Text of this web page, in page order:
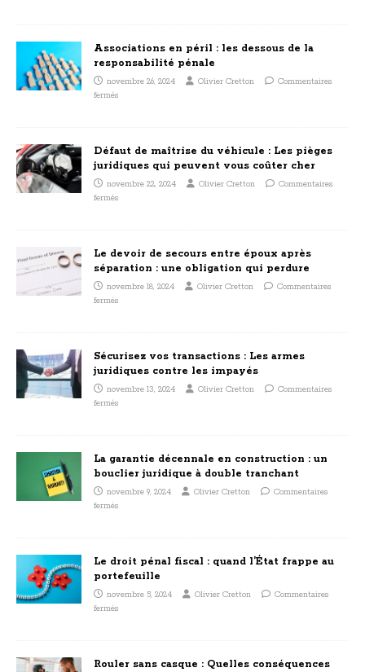
Associations en péril : les dessous de la
responsabilité pénale
novembre 26, 2024 Olivier Cretton
Commentaires
fermés
Défaut de maîtrise du véhicule : Les pièges
juridiques qui peuvent vous coûter cher
novembre 22, 2024 Olivier Cretton
Commentaires
fermés
Le devoir de secours entre époux après
séparation : une obligation qui perdure
novembre 18, 2024 Olivier Cretton
Commentaires
fermés
Sécurisez vos transactions : Les armes
juridiques contre les impayés
novembre 13, 2024 Olivier Cretton
Commentaires
fermés
La garantie décennale en construction : un
bouclier juridique à double tranchant
novembre 9, 2024 Olivier Cretton
Commentaires
fermés
Le droit pénal fiscal : quand l’État frappe au
portefeuille
novembre 5, 2024 Olivier Cretton
Commentaires
fermés
Rouler sans casque : Quelles conséquences